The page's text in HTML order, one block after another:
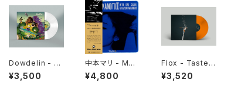
Dowdelin - C
arnaval Odys
sey "LP"
¥3,500
中本マリ - MAR
I NAKAMOTO
III "LP"
¥4,800
Flox - Taste
Of Grey"LP"
¥3,520